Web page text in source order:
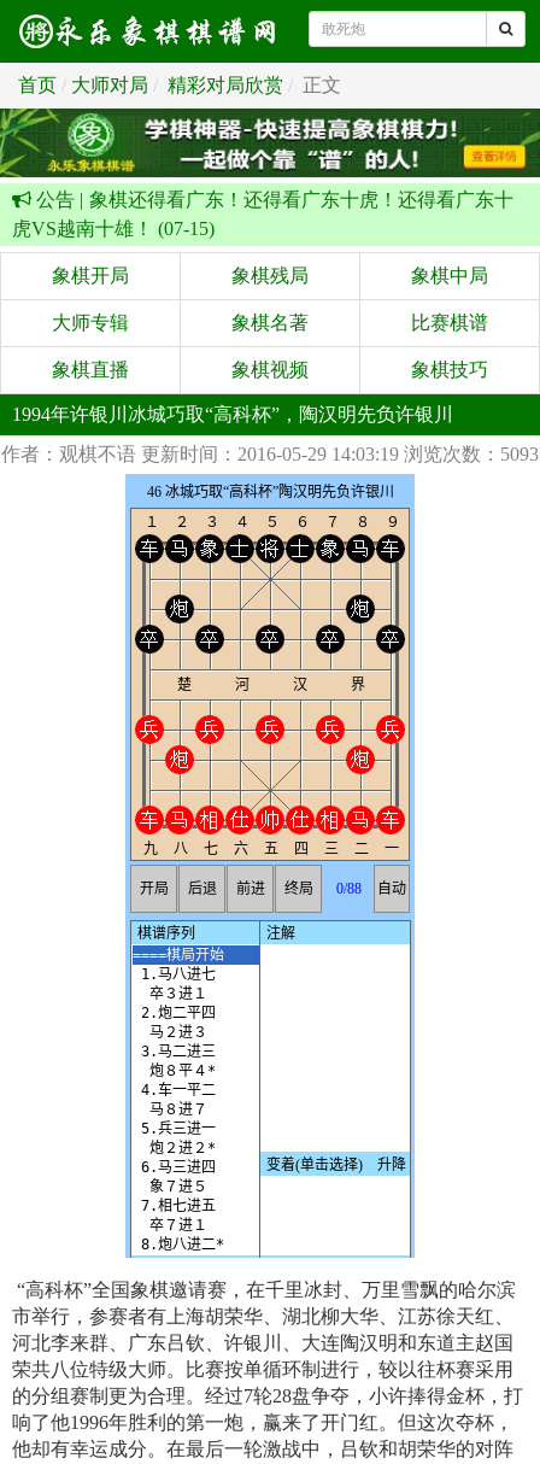
首页 大师对局 精彩对局欣赏 正文
公告 | 象棋还得看广东！还得看广东十虎！还得看广东十
虎VS越南十雄！ (07-15)
象棋开局 象棋残局 象棋中局
大师专辑 象棋名著 比赛棋谱
象棋直播 象棋视频 象棋技巧
1994年许银川冰城巧取“高科杯”，陶汉明先负许银川
作者：观棋不语 更新时间：2016-05-29 14:03:19 浏览次数：5093
“高科杯”全国象棋邀请赛，在千里冰封、万里雪飘的哈尔滨
市举行，参赛者有上海胡荣华、湖北柳大华、江苏徐天红、
河北李来群、广东吕钦、许银川、大连陶汉明和东道主赵国
荣共八位特级大师。比赛按单循环制进行，较以往杯赛采用
的分组赛制更为合理。经过7轮28盘争夺，小许捧得金杯，打
响了他1996年胜利的第一炮，赢来了开门红。但这次夺杯，
他却有幸运成分。在最后一轮激战中，吕钦和胡荣华的对阵